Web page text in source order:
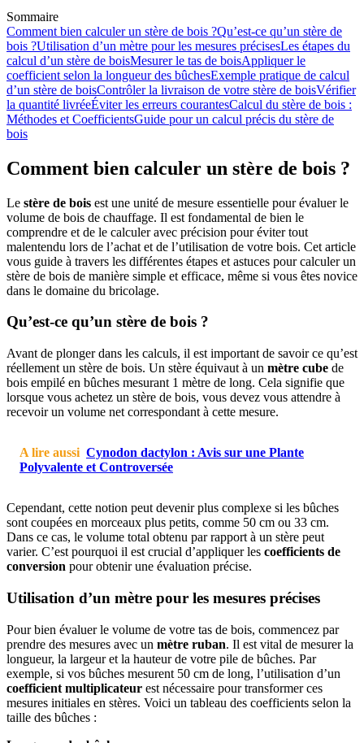
Sommaire
Comment bien calculer un stère de bois ?Qu’est-ce qu’un stère de
bois ?Utilisation d’un mètre pour les mesures précisesLes étapes du
calcul d’un stère de boisMesurer le tas de boisAppliquer le
coefficient selon la longueur des bûchesExemple pratique de calcul
d’un stère de boisContrôler la livraison de votre stère de boisVérifier
la quantité livréeÉviter les erreurs courantesCalcul du stère de bois :
Méthodes et CoefficientsGuide pour un calcul précis du stère de
bois
Comment bien calculer un stère de bois ?
Le stère de bois est une unité de mesure essentielle pour évaluer le
volume de bois de chauffage. Il est fondamental de bien le
comprendre et de le calculer avec précision pour éviter tout
malentendu lors de l’achat et de l’utilisation de votre bois. Cet article
vous guide à travers les différentes étapes et astuces pour calculer un
stère de bois de manière simple et efficace, même si vous êtes novice
dans le domaine du bricolage.
Qu’est-ce qu’un stère de bois ?
Avant de plonger dans les calculs, il est important de savoir ce qu’est
réellement un stère de bois. Un stère équivaut à un mètre cube de
bois empilé en bûches mesurant 1 mètre de long. Cela signifie que
lorsque vous achetez un stère de bois, vous devez vous attendre à
recevoir un volume net correspondant à cette mesure.
A lire aussi Cynodon dactylon : Avis sur une Plante
Polyvalente et Controversée
Cependant, cette notion peut devenir plus complexe si les bûches
sont coupées en morceaux plus petits, comme 50 cm ou 33 cm.
Dans ce cas, le volume total obtenu par rapport à un stère peut
varier. C’est pourquoi il est crucial d’appliquer les coefficients de
conversion pour obtenir une évaluation précise.
Utilisation d’un mètre pour les mesures précises
Pour bien évaluer le volume de votre tas de bois, commencez par
prendre des mesures avec un mètre ruban. Il est vital de mesurer la
longueur, la largeur et la hauteur de votre pile de bûches. Par
exemple, si vos bûches mesurent 50 cm de long, l’utilisation d’un
coefficient multiplicateur est nécessaire pour transformer ces
mesures initiales en stères. Voici un tableau des coefficients selon la
taille des bûches :